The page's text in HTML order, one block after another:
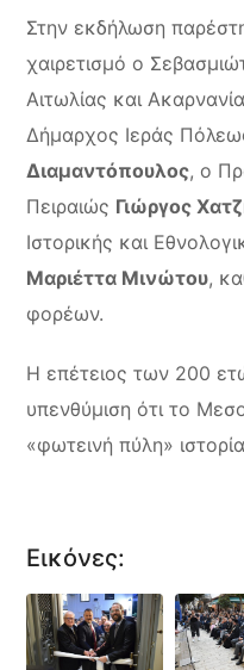
Στην εκδήλωση
χαιρετισμό ο
Αιτωλίας και
Δήμαρχος Ιεράς
Διαμαντόπουλος, ο
Πειραιώς Γιώργος
Ιστορικής και
Μαριέττα Μινώτου,
φορέων.
Η επέτειος των 200
υπενθύμιση ότι το
«φωτεινή πύλη»
Εικόνες: